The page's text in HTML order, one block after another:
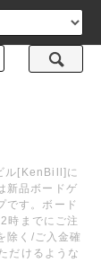
ュー
ル[KenBill]に
新品ボードゲ
です。ボード
時までにご注
除く/ご入金確
だけるような